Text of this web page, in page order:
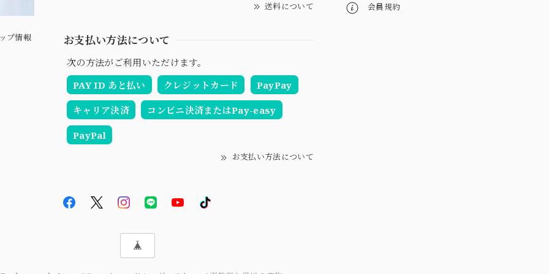
プ情報
送料について
お支払い方法について
次の方法がご利用いただけます。
PAY ID あと払い
クレジットカード PayPay
キャリア決済 コンビニ決済またはPay-easy
PayPal
お支払い方法について
会員規約